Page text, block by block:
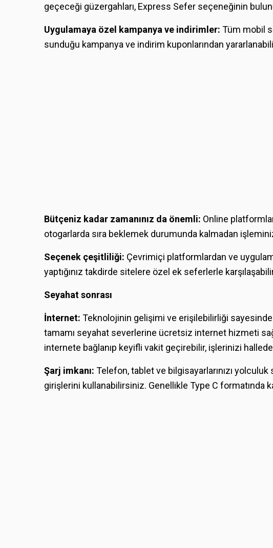
geçeceği güzergahları, Express Sefer seçeneğinin
Uygulamaya özel kampanya ve indirimler: Tüm mobil
sunduğu kampanya ve indirim kuponlarından
Bütçeniz kadar zamanınız da önemli: Online
otogarlarda sıra beklemek durumunda kalmadan
Seçenek çeşitliliği: Çevrimiçi platformlardan ve
yaptığınız takdirde sitelere özel ek seferlerle
Seyahat sonrası
İnternet: Teknolojinin gelişimi ve erişilebilirliği
tamamı seyahat severlerine ücretsiz internet hizmeti
internete bağlanıp keyifli vakit geçirebilir, işlerinizi
Şarj imkanı: Telefon, tablet ve bilgisayarlarınızı
girişlerini kullanabilirsiniz. Genellikle Type C formatında